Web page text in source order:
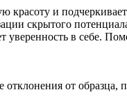
и
скрытого
уверенность в себе.
от образца,